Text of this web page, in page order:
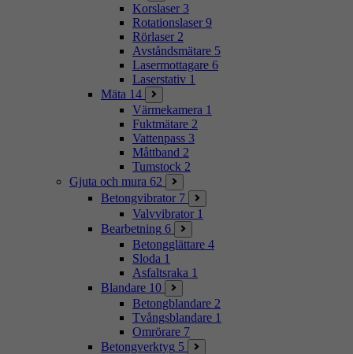
Korslaser 3
Rotationslaser 9
Rörlaser 2
Avståndsmätare 5
Lasermottagare 6
Laserstativ 1
Mäta 14
Värmekamera 1
Fuktmätare 2
Vattenpass 3
Måttband 2
Tumstock 2
Gjuta och mura 62
Betongvibrator 7
Valvvibrator 1
Bearbetning 6
Betongglättare 4
Sloda 1
Asfaltsraka 1
Blandare 10
Betongblandare 2
Tvångsblandare 1
Omrörare 7
Betongverktyg 5